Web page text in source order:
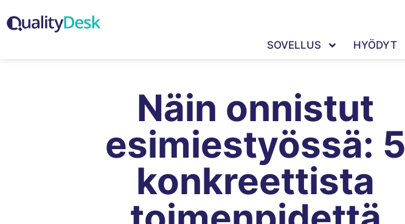
SOVELLUS HYÖDYT
Näin onnistut
esimiestyössä: 5
konkreettista